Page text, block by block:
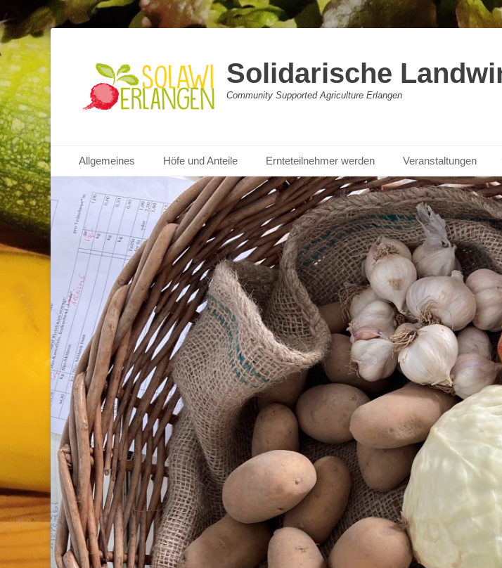
Solidarische
Community Supported Agriculture Erlangen
Primäres Menü
Inhalt
Allgemeines Höfe und Anteile Ernteteilnehmer werden Veranstaltungen